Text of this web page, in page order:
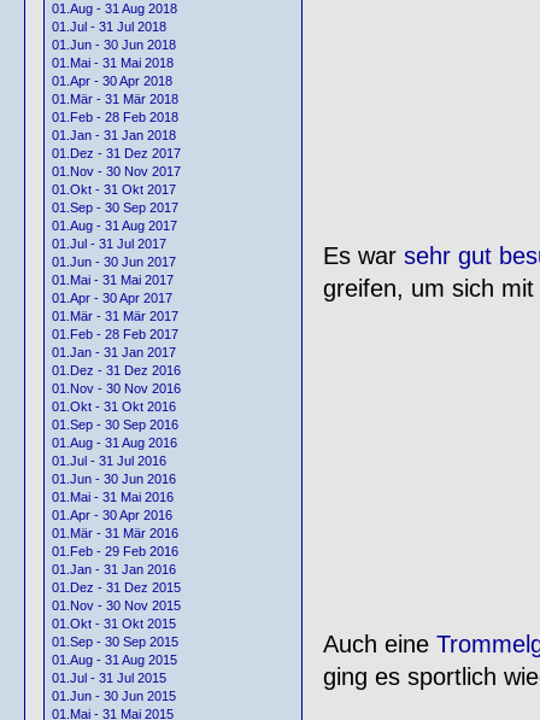
01.Aug - 31 Aug 2018
01.Jul - 31 Jul 2018
01.Jun - 30 Jun 2018
01.Mai - 31 Mai 2018
01.Apr - 30 Apr 2018
01.Mär - 31 Mär 2018
01.Feb - 28 Feb 2018
01.Jan - 31 Jan 2018
01.Dez - 31 Dez 2017
01.Nov - 30 Nov 2017
01.Okt - 31 Okt 2017
01.Sep - 30 Sep 2017
01.Aug - 31 Aug 2017
01.Jul - 31 Jul 2017
01.Jun - 30 Jun 2017
01.Mai - 31 Mai 2017
01.Apr - 30 Apr 2017
01.Mär - 31 Mär 2017
01.Feb - 28 Feb 2017
01.Jan - 31 Jan 2017
01.Dez - 31 Dez 2016
01.Nov - 30 Nov 2016
01.Okt - 31 Okt 2016
01.Sep - 30 Sep 2016
01.Aug - 31 Aug 2016
01.Jul - 31 Jul 2016
01.Jun - 30 Jun 2016
01.Mai - 31 Mai 2016
01.Apr - 30 Apr 2016
01.Mär - 31 Mär 2016
01.Feb - 29 Feb 2016
01.Jan - 31 Jan 2016
01.Dez - 31 Dez 2015
01.Nov - 30 Nov 2015
01.Okt - 31 Okt 2015
01.Sep - 30 Sep 2015
01.Aug - 31 Aug 2015
01.Jul - 31 Jul 2015
01.Jun - 30 Jun 2015
01.Mai - 31 Mai 2015
Es war sehr gut
greifen, um sich
Auch eine
ging es sportlich